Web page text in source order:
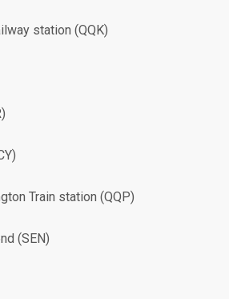
station (QQK)
Train station (QQP)
(SEN)